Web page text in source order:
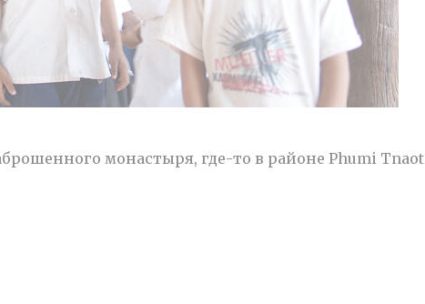
монастыря, где-то в районе Phumi Tnaot